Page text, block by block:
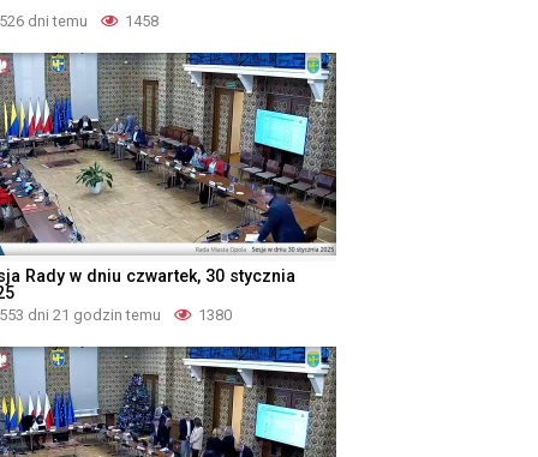
526 dni temu 1458
Rady w dniu czwartek, 30 stycznia
553 dni 21 godzin temu 1380